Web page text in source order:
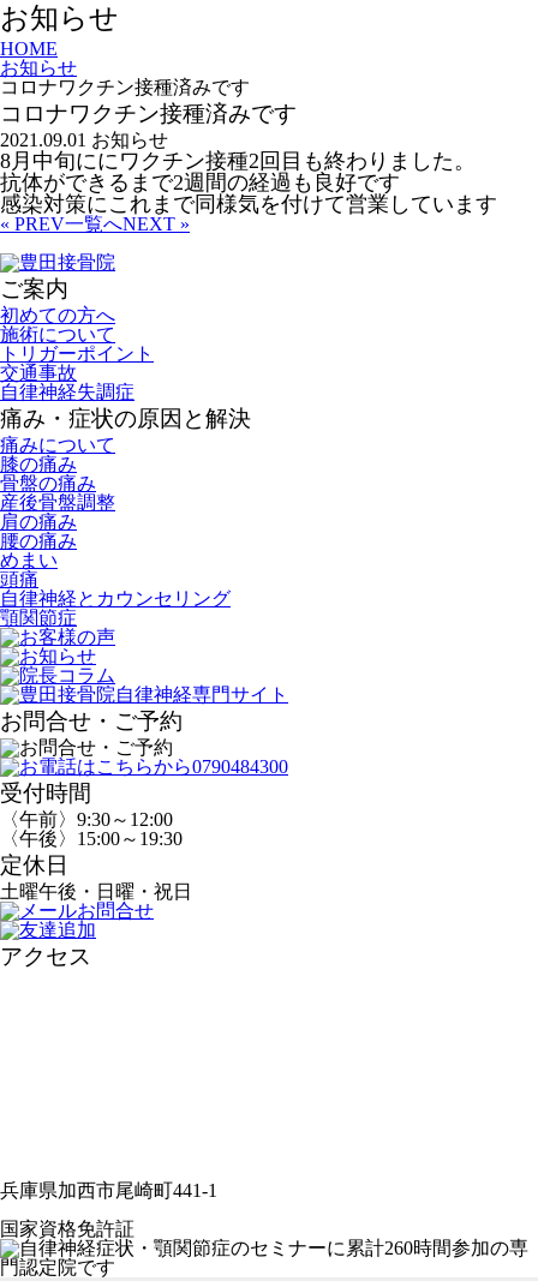
お知らせ
HOME
お知らせ
コロナワクチン接種済みです
コロナワクチン接種済みです
2021.09.01 お知らせ
8月中旬ににワクチン接種2回目も終わりました。
抗体ができるまで2週間の経過も良好です
感染対策にこれまで同様気を付けて営業しています
« PREV一覧へNEXT »
ご案内
初めての方へ
施術について
トリガーポイント
交通事故
自律神経失調症
痛み・症状の原因と解決
痛みについて
膝の痛み
骨盤の痛み
産後骨盤調整
肩の痛み
腰の痛み
めまい
頭痛
自律神経とカウンセリング
顎関節症
お問合せ・ご予約
受付時間
〈午前〉9:30～12:00
〈午後〉15:00～19:30
定休日
土曜午後・日曜・祝日
アクセス
兵庫県加西市尾崎町441-1
国家資格免許証